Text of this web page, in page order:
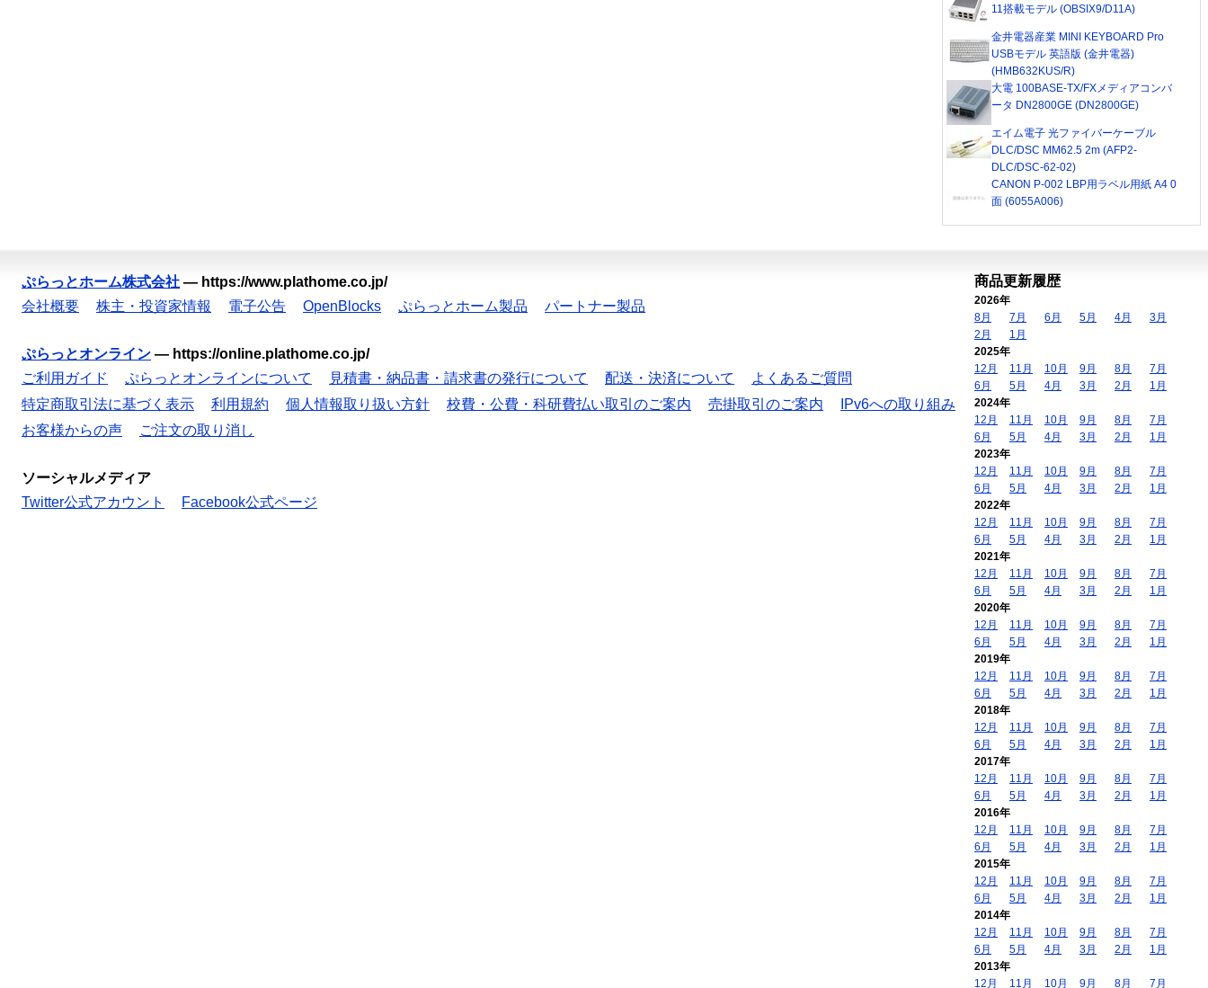
11搭載モデル (OBSIX9/D11A)
金井電器産業 MINI KEYBOARD Pro
USBモデル 英語版 (金井電器)
(HMB632KUS/R)
大電 100BASE-TX/FXメディアコンバ
ータ DN2800GE (DN2800GE)
エイム電子 光ファイバーケーブル
DLC/DSC MM62.5 2m (AFP2-
DLC/DSC-62-02)
CANON P-002 LBP用ラベル用紙 A4 0
面 (6055A006)
ぷらっとホーム株式会社 — https://www.plathome.co.jp/
会社概要
株主・投資家情報 電子公告 OpenBlocks ぷらっとホーム製品 パートナー製品
ぷらっとオンライン — https://online.plathome.co.jp/
ご利用ガイド
ぷらっとオンラインについて 見積書・納品書・請求書の発行について 配送・決済について
よくあるご質問
特定商取引法に基づく表示
利用規約 個人情報取り扱い方針 校費・公費・科研費払い取引のご案内 売掛取引のご案内
IPv6への取り組み
お客様からの声
ご注文の取り消し
ソーシャルメディア
Twitter公式アカウント
Facebook公式ページ
商品更新履歴
2026年
8月
7月 6月 5月 4月
3月
2月
1月
2025年
12月
11月 10月 9月 8月
7月
6月
5月 4月 3月 2月
1月
2024年
12月
11月 10月 9月 8月
7月
6月
5月 4月 3月 2月
1月
2023年
12月
11月 10月 9月 8月
7月
6月
5月 4月 3月 2月
1月
2022年
12月
11月 10月 9月 8月
7月
6月
5月 4月 3月 2月
1月
2021年
12月
11月 10月 9月 8月
7月
6月
5月 4月 3月 2月
1月
2020年
12月
11月 10月 9月 8月
7月
6月
5月 4月 3月 2月
1月
2019年
12月
11月 10月 9月 8月
7月
6月
5月 4月 3月 2月
1月
2018年
12月
11月 10月 9月 8月
7月
6月
5月 4月 3月 2月
1月
2017年
12月
11月 10月 9月 8月
7月
6月
5月 4月 3月 2月
1月
2016年
12月
11月 10月 9月 8月
7月
6月
5月 4月 3月 2月
1月
2015年
12月
11月 10月 9月 8月
7月
6月
5月 4月 3月 2月
1月
2014年
12月
11月 10月 9月 8月
7月
6月
5月 4月 3月 2月
1月
2013年
12月
11月 10月 9月 8月 7月